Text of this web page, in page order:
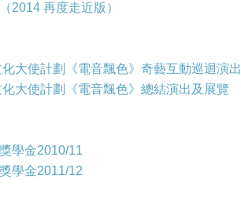
2014 再度走近版）
大使計劃《電音飄色》奇藝互動巡迴演出
大使計劃《電音飄色》總結演出及展覽
學金2010/11
學金2011/12